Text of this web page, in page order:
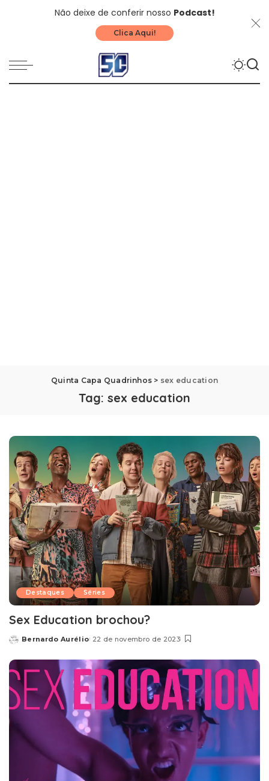
Não deixe de conferir nosso Podcast!
Clica Aqui!
Quinta Capa Quadrinhos > sex education
Tag: sex education
Destaques Séries
Sex Education brochou?
Posted
Bernardo Aurélio 22 de novembro de 2023